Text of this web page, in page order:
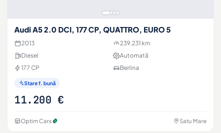
Audi A5 2.0 DCI, 177 CP, QUATTRO, EURO 5
2013
239.231 km
Diesel
Automată
177 CP
Berlina
Stare f. bună
11.200 €
Optim Cars Satu Mare